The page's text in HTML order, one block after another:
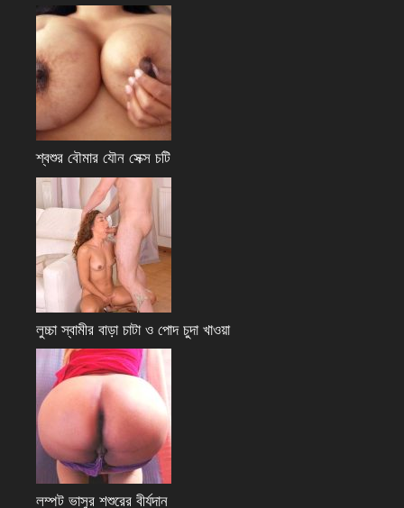
শ্বশুর বৌমার যৌন সেক্স চটি
লুচ্চা স্বামীর বাড়া চাটা ও পোদ চুদা খাওয়া
লম্পট ভাসুর শশুরের বীর্যদান